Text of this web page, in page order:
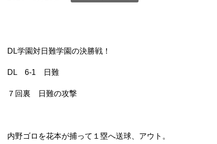
DL学園対日難学園の決勝戦！
DL 6-1 日難
７回裏 日難の攻撃
内野ゴロを花本が捕って１塁へ送球、アウト。